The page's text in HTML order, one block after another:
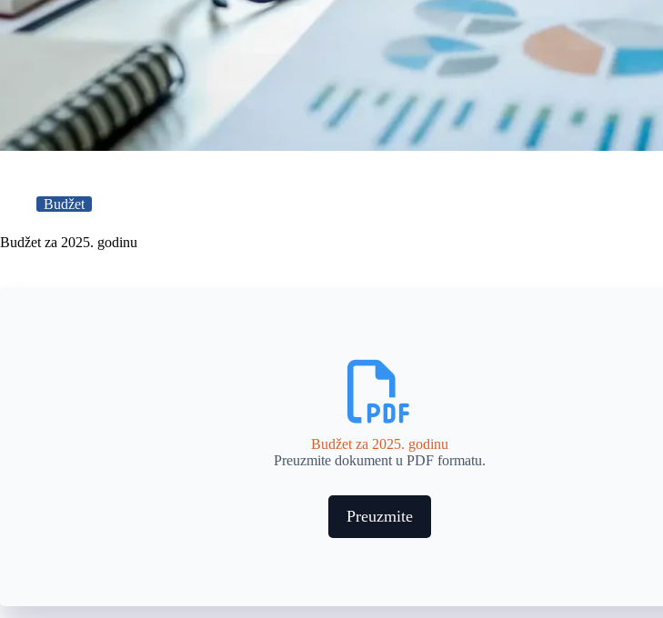
Budžet
Budžet za 2025. godinu
Budžet za 2025. godinu
Preuzmite dokument u PDF formatu.
Preuzmite